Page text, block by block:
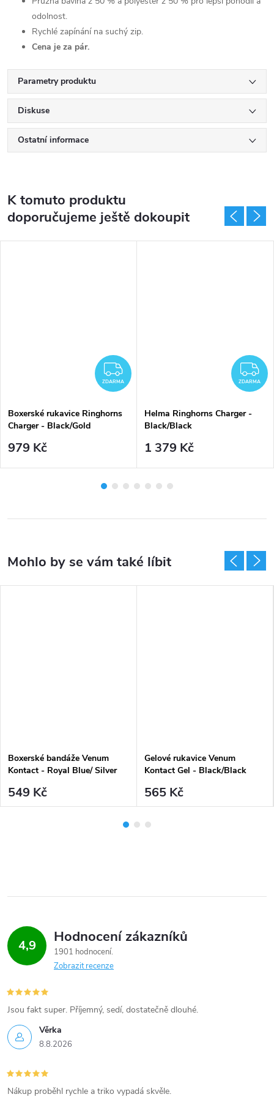
odolnost.
Rychlé zapínání na suchý zip.
Cena je za pár.
Parametry produktu
Diskuse
Ostatní informace
K tomuto produktu
doporučujeme ještě dokoupit
ZDARMA
ZDARMA
Boxerské rukavice Ringhorns
Charger - Black/Gold
979 Kč
ZDARMA
Helma Ringhorns Charger -
Black/Black
1 379 Kč
Boxerské bandáže Venum
Kontact - Royal Blue/ Silver
549 Kč
Gelové rukavice Venum
Kontact Gel - Black/Black
565 Kč
4,9 Hodnocení zákazníků
1901 hodnocení
Zobrazit recenze
Věrka
8.8.2026
Jsou fakt super. Příjemný, sedí, dostatečně dlouhé.
Nákup proběhl rychle a triko vypadá skvěle.